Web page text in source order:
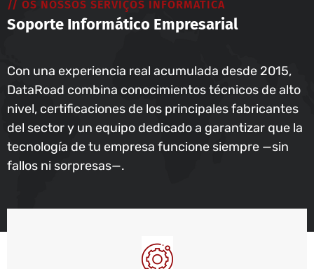
// OS NOSSOS SERVIÇOS INFORMÁTICA
Soporte Informático Empresarial
Con una experiencia real acumulada desde 2015,
DataRoad combina conocimientos técnicos de alto
nivel, certificaciones de los principales fabricantes
del sector y un equipo dedicado a garantizar que la
tecnología de tu empresa funcione siempre —sin
fallos ni sorpresas—.